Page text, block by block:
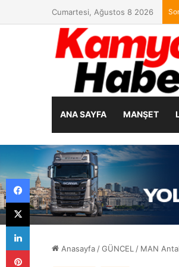
Cumartesi, Ağustos 8 2026
ANA SAYFA MANŞET
Anasayfa/GÜNCEL/ MAN
Facebook
X
LinkedIn
Pinterest